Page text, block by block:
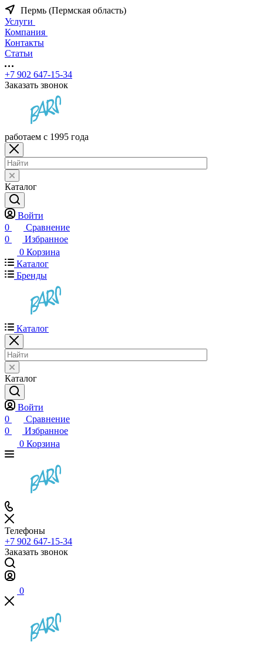
Пермь (Пермская область)
Услуги
Компания
Контакты
Статьи
+7 902 647-15-34
Заказать звонок
работаем с 1995 года
Каталог
Войти
0
Сравнение
0
Избранное
0 Корзина
Каталог
Бренды
Каталог
Каталог
Войти
0
Сравнение
0
Избранное
0 Корзина
Телефоны
+7 902 647-15-34
Заказать звонок
0